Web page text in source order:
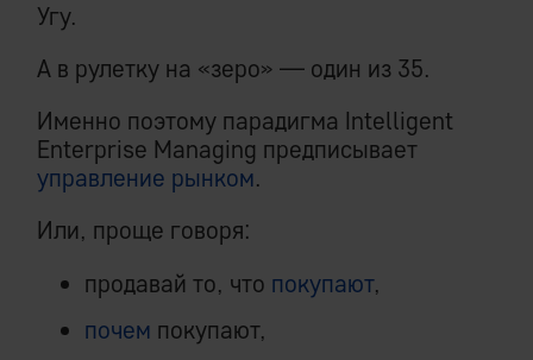
Угу.
А в рулетку на «зеро» — один из 35.
Именно поэтому парадигма Intelligent
Enterprise Managing предписывает
управление рынком.
Или, проще говоря:
продавай то, что покупают,
почем покупают,